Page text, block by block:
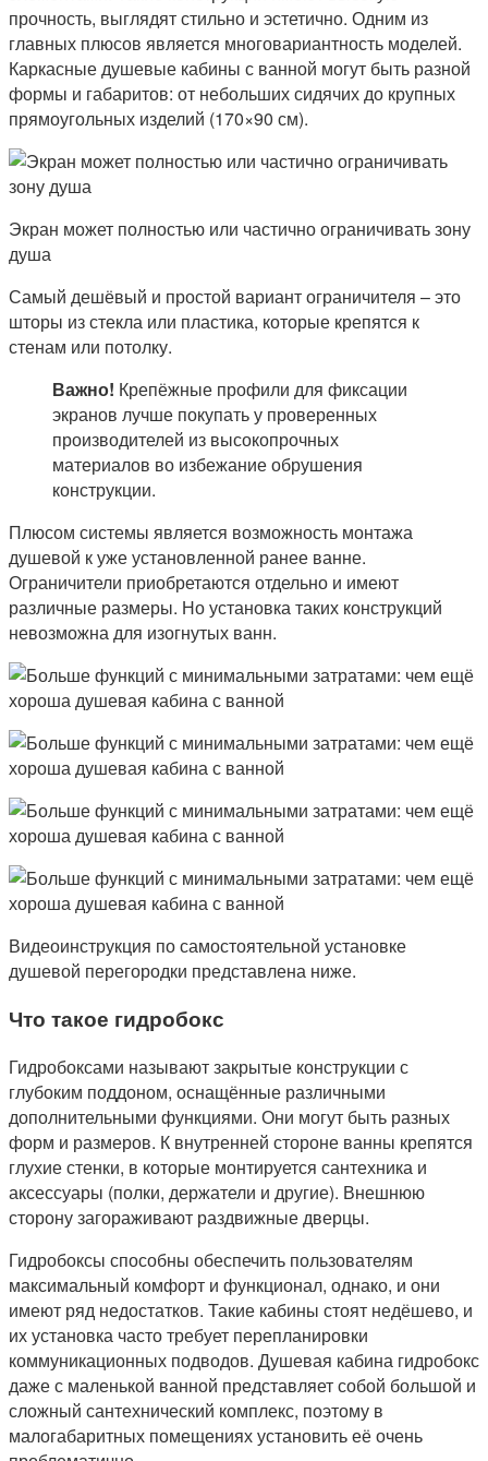
прочность, выглядят стильно и эстетично. Одним из
главных плюсов является многовариантность моделей.
Каркасные душевые кабины с ванной могут быть разной
формы и габаритов: от небольших сидячих до крупных
прямоугольных изделий (170×90 см).
Экран может полностью или частично ограничивать зону
душа
Самый дешёвый и простой вариант ограничителя – это
шторы из стекла или пластика, которые крепятся к
стенам или потолку.
Важно! Крепёжные профили для фиксации
экранов лучше покупать у проверенных
производителей из высокопрочных
материалов во избежание обрушения
конструкции.
Плюсом системы является возможность монтажа
душевой к уже установленной ранее ванне.
Ограничители приобретаются отдельно и имеют
различные размеры. Но установка таких конструкций
невозможна для изогнутых ванн.
Видеоинструкция по самостоятельной установке
душевой перегородки представлена ниже.
Что такое гидробокс
Гидробоксами называют закрытые конструкции с
глубоким поддоном, оснащённые различными
дополнительными функциями. Они могут быть разных
форм и размеров. К внутренней стороне ванны крепятся
глухие стенки, в которые монтируется сантехника и
аксессуары (полки, держатели и другие). Внешнюю
сторону загораживают раздвижные дверцы.
Гидробоксы способны обеспечить пользователям
максимальный комфорт и функционал, однако, и они
имеют ряд недостатков. Такие кабины стоят недёшево, и
их установка часто требует перепланировки
коммуникационных подводов. Душевая кабина гидробокс
даже с маленькой ванной представляет собой большой и
сложный сантехнический комплекс, поэтому в
малогабаритных помещениях установить её очень